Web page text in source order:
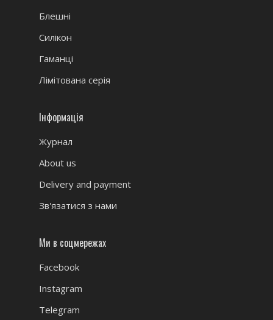
Блешні
Силікон
Гаманці
Лімітована серія
Інформація
Журнал
About us
Delivery and payment
Зв'язатися з нами
Ми в соцмережах
Facebook
Instagram
Telegram